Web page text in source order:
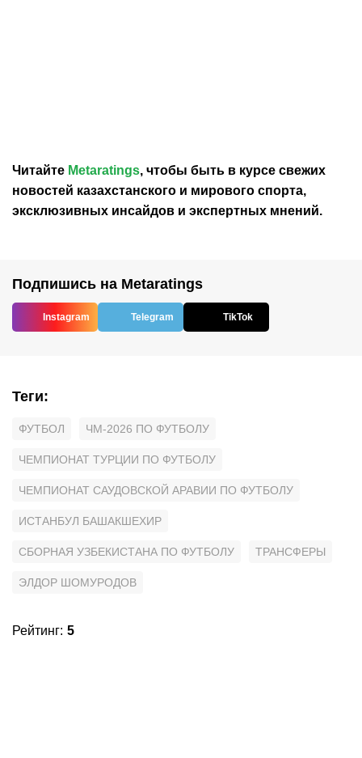
Читайте Metaratings, чтобы быть в курсе свежих
новостей казахстанского и мирового спорта,
эксклюзивных инсайдов и экспертных мнений.
Подпишись на Metaratings
Instagram Telegram TikTok
Теги:
ФУТБОЛ ЧМ-2026 ПО ФУТБОЛУ
ЧЕМПИОНАТ ТУРЦИИ ПО ФУТБОЛУ
ЧЕМПИОНАТ САУДОВСКОЙ АРАВИИ ПО ФУТБОЛУ
ИСТАНБУЛ БАШАКШЕХИР
СБОРНАЯ УЗБЕКИСТАНА ПО ФУТБОЛУ ТРАНСФЕРЫ
ЭЛДОР ШОМУРОДОВ
Рейтинг: 5